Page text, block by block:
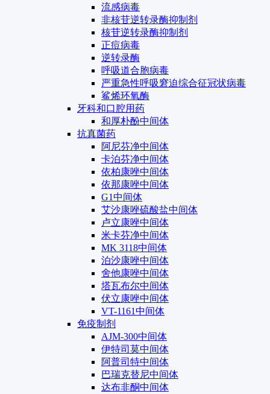
流感病毒
非核苷逆转录酶抑制剂
核苷逆转录酶抑制剂
正痘病毒
逆转录酶
呼吸道合胞病毒
严重急性呼吸窘迫综合征冠状病毒
鲨烯环氧酶
牙科和口腔用药
和厚朴酚中间体
抗真菌药
阿尼芬净中间体
卡泊芬净中间体
依柏康唑中间体
依那康唑中间体
G1中间体
艾沙康唑硫酸盐中间体
卢立康唑中间体
米卡芬净中间体
MK 3118中间体
泊沙康唑中间体
舍他康唑中间体
塔瓦布尔中间体
伏立康唑中间体
VT-1161中间体
免疫制剂
AJM-300中间体
伊特司莫中间体
阿普司特中间体
巴瑞克替尼中间体
达布非酮中间体